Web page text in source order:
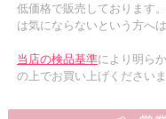
低価格で販売しております
は気にならないという方へ
当店の検品基準により明ら
の上でお買い上げください